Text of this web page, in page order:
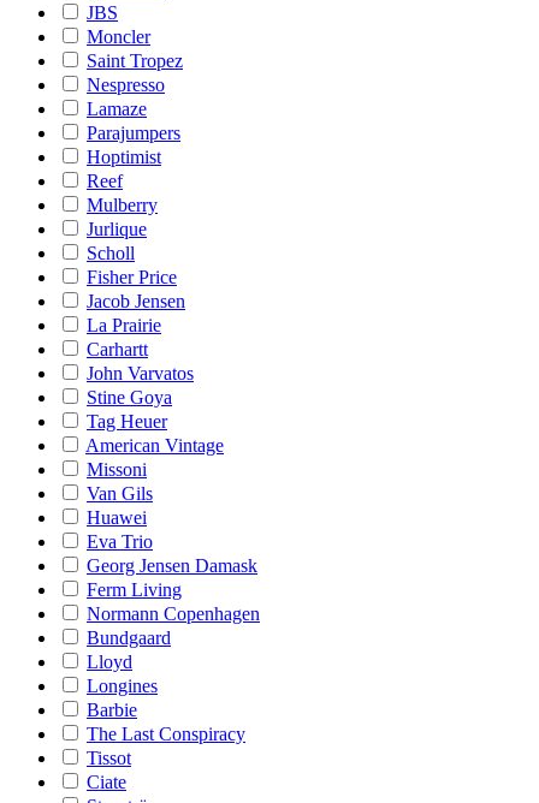
JBS
Moncler
Saint Tropez
Nespresso
Lamaze
Parajumpers
Hoptimist
Reef
Mulberry
Jurlique
Scholl
Fisher Price
Jacob Jensen
La Prairie
Carhartt
John Varvatos
Stine Goya
Tag Heuer
American Vintage
Missoni
Van Gils
Huawei
Eva Trio
Georg Jensen Damask
Ferm Living
Normann Copenhagen
Bundgaard
Lloyd
Longines
Barbie
The Last Conspiracy
Tissot
Ciate